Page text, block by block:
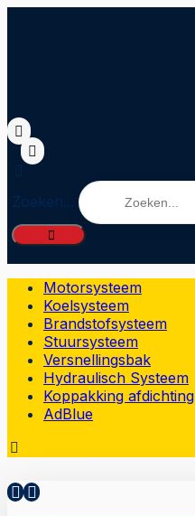
Zoeken...
Motorsysteem
Koelsysteem
Brandstofsysteem
Stuursysteem
Versnellingsbak
Hydraulisch Systeem
Koppakking afdichting
AdBlue